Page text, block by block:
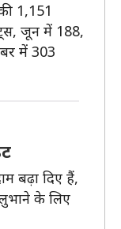
1,151
जून में 188,
में 303
बढ़ा दिए हैं,
के लिए